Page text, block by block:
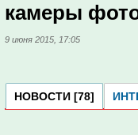
камеры
9 июня 2015, 17:05
НОВОСТИ [78]